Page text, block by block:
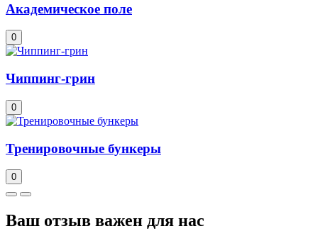
Академическое поле
0
Чиппинг-грин
0
Тренировочные бункеры
0
Ваш отзыв важен для нас